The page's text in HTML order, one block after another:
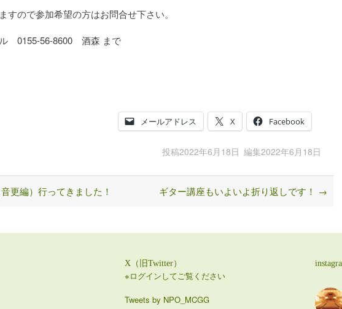
すので参加希望の方はお問合せ下さい。
0155-56-8600 酒森 まで
メールアドレス X Facebook
投稿2022年6月18日 編集2022年6月18日
更編）行ってきました！ ギター講座もいよいよ折り返しです！ →
X（旧Twitter）
※ログインしてご覧ください
Tweets by NPO_MCGG